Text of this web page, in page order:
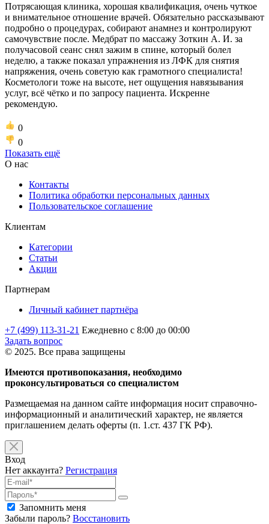
Потрясающая клиника, хорошая квалификация, очень чуткое
и внимательное отношение врачей. Обязательно рассказывают
подробно о процедурах, собирают анамнез и контролируют
самочувствие после. Медбрат по массажу Зоткин А. И. за
получасовой сеанс снял зажим в спине, который болел
неделю, а также показал упражнения из ЛФК для снятия
напряжения, очень советую как грамотного специалиста!
Косметологи тоже на высоте, нет ощущения навязывания
услуг, всё чётко и по запросу пациента. Искренне
рекомендую.
0
0
Показать ещё
О нас
Контакты
Политика обработки персональных данных
Пользовательское соглашение
Клиентам
Категории
Статьи
Акции
Партнерам
Личный кабинет партнёра
+7 (499) 113-31-21 Ежедневно с 8:00 до 00:00
Задать вопрос
© 2025. Все права защищены
Имеются противопоказания, необходимо
проконсультироваться со специалистом
Размещаемая на данном сайте информация носит справочно-
информационный и аналитический характер, не является
приглашением делать оферты (п. 1.ст. 437 ГК РФ).
Вход
Нет аккаунта? Регистрация
Запомнить меня
Забыли пароль? Восстановить